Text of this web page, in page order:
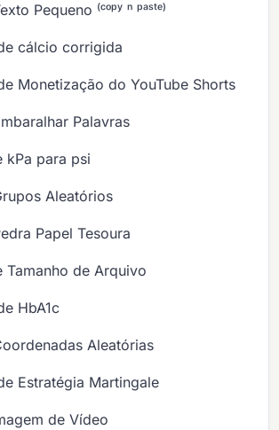
Pequeno ⁽ᶜᵒᵖʸ ⁿ ᵖᵃˢᵗᵉ⁾
cálcio corrigida
Monetização do YouTube Shorts
Palavras
kPa para psi
Aleatórios
Papel Tesoura
Tamanho de Arquivo
HbA1c
Aleatórias
Estratégia Martingale
de Vídeo